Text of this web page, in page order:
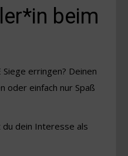
beim
erringen? Deinen
oder einfach nur Spaß
du dein Interesse als